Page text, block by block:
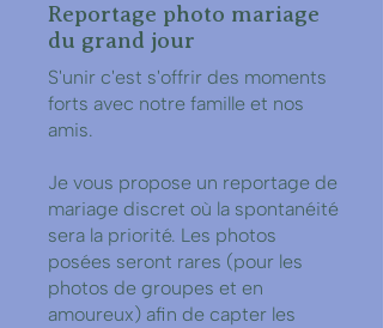
Reportage photo mariage
du grand jour
S'unir c'est s'offrir des moments
forts avec notre famille et nos
amis.
Je vous propose un reportage de
mariage discret où la spontanéité
sera la priorité. Les photos
posées seront rares (pour les
photos de groupes et en
amoureux) afin de capter les